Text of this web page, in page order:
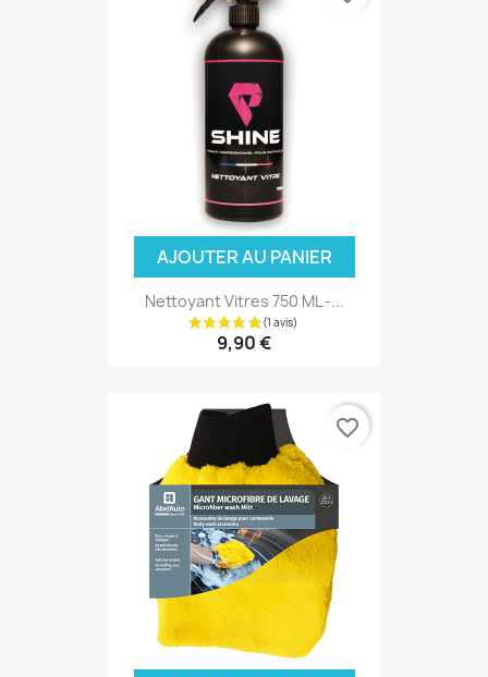
AJOUTER AU PANIER
Nettoyant Vitres 750 ML -...
9,90 €
favorite_border